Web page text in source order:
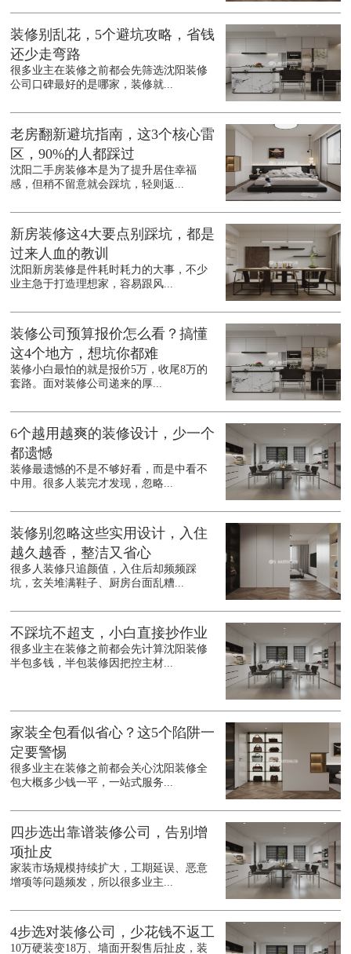
装修别乱花，5个避坑攻略，省钱
还少走弯路
很多业主在装修之前都会先筛选沈阳装修
公司口碑最好的是哪家，装修就...
老房翻新避坑指南，这3个核心雷
区，90%的人都踩过
沈阳二手房装修本是为了提升居住幸福
感，但稍不留意就会踩坑，轻则返...
新房装修这4大要点别踩坑，都是
过来人血的教训
沈阳新房装修是件耗时耗力的大事，不少
业主急于打造理想家，容易跟风...
装修公司预算报价怎么看？搞懂
这4个地方，想坑你都难
装修小白最怕的就是报价5万，收尾8万的
套路。面对装修公司递来的厚...
6个越用越爽的装修设计，少一个
都遗憾
装修最遗憾的不是不够好看，而是中看不
中用。很多人装完才发现，忽略...
装修别忽略这些实用设计，入住
越久越香，整洁又省心
很多人装修只追颜值，入住后却频频踩
坑，玄关堆满鞋子、厨房台面乱糟...
不踩坑不超支，小白直接抄作业
很多业主在装修之前都会先计算沈阳装修
半包多钱，半包装修因把控主材...
家装全包看似省心？这5个陷阱一
定要警惕
很多业主在装修之前都会关心沈阳装修全
包大概多少钱一平，一站式服务...
四步选出靠谱装修公司，告别增
项扯皮
家装市场规模持续扩大，工期延误、恶意
增项等问题频发，所以很多业主...
4步选对装修公司，少花钱不返工
10万硬装变18万、墙面开裂售后扯皮，装